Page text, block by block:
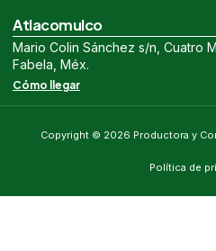
Atlacomulco
Mario Colin Sánchez s/n, Cuatro
Fabela, Méx.
Cómo llegar
Copyright © 2026 Productora y
Política de